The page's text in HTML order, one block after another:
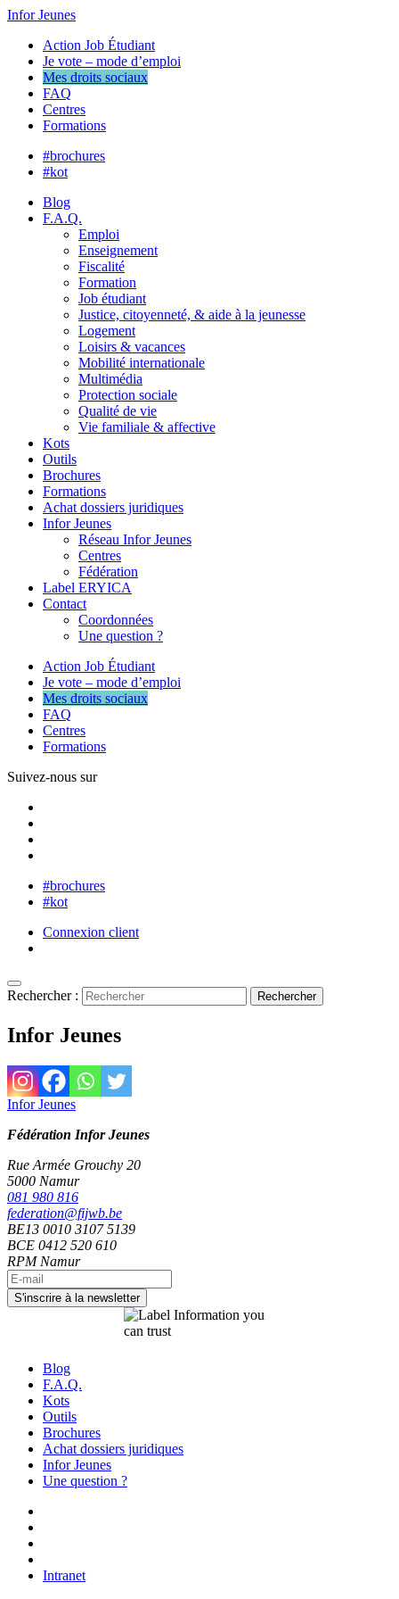
Infor Jeunes
Action Job Étudiant
Je vote – mode d’emploi
Mes droits sociaux
FAQ
Centres
Formations
#brochures
#kot
Blog
F.A.Q.
Emploi
Enseignement
Fiscalité
Formation
Job étudiant
Justice, citoyenneté, & aide à la jeunesse
Logement
Loisirs & vacances
Mobilité internationale
Multimédia
Protection sociale
Qualité de vie
Vie familiale & affective
Kots
Outils
Brochures
Formations
Achat dossiers juridiques
Infor Jeunes
Réseau Infor Jeunes
Centres
Fédération
Label ERYICA
Contact
Coordonnées
Une question ?
Action Job Étudiant
Je vote – mode d’emploi
Mes droits sociaux
FAQ
Centres
Formations
Suivez-nous sur
#brochures
#kot
Connexion client
Rechercher :
Infor Jeunes
Infor Jeunes
Fédération Infor Jeunes
Rue Armée Grouchy 20
5000 Namur
081 980 816
federation@fijwb.be
BE13 0010 3107 5139
BCE 0412 520 610
RPM Namur
Blog
F.A.Q.
Kots
Outils
Brochures
Achat dossiers juridiques
Infor Jeunes
Une question ?
Intranet